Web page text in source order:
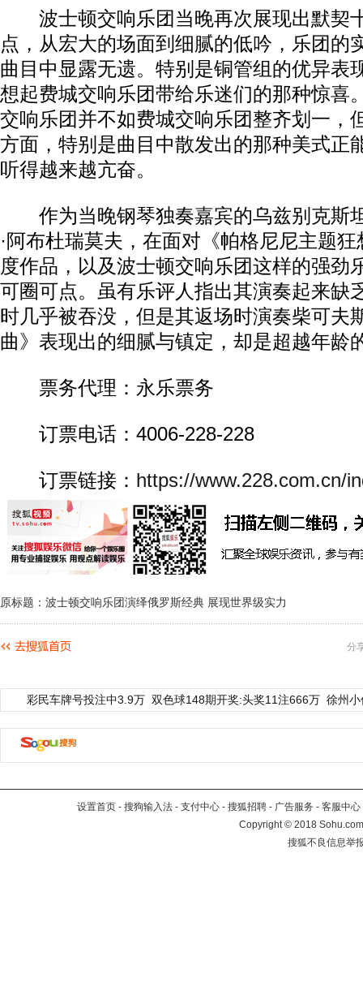
波士顿交响乐团当晚再次展现出默契
点，从宏大的场面到细腻的低吟，乐团的
曲目中显露无遗。特别是铜管组的优异表
想起费城交响乐团带给乐迷们的那种惊喜
交响乐团并不如费城交响乐团整齐划一，
方面，特别是曲目中散发出的那种美式正
听得越来越亢奋。
作为当晚钢琴独奏嘉宾的乌兹别克斯
·阿布杜瑞莫夫，在面对《帕格尼尼主题
度作品，以及波士顿交响乐团这样的强劲
可圈可点。虽有乐评人指出其演奏起来缺
时几乎被吞没，但是其返场时演奏柴可夫
曲》表现出的细腻与镇定，却是超越年龄
票务代理：永乐票务
订票电话：4006-228-228
订票链接： https://www.228.com.cn/
原标题：波士顿交响乐团演绎俄罗斯经典 展现世界级实力
分
彩民车牌号投注中3.9万 双色球148期开奖:头奖11注666万 徐州
设置首页 - 搜狗输入法 - 支付中心 - 搜狐招聘 - 广告服务 - 客服中心
Copyright©2018
搜狐不良信息举